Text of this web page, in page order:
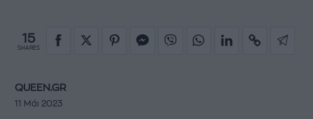
15
SHARES
QUEEN.GR
11 Μάι 2023